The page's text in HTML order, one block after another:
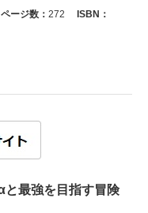
ページ数： 272
ISBN：
最強を目指す冒険